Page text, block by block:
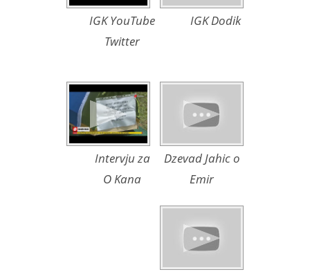
IGK YouTube
Twitter
IGK Dodik
Intervju za
O Kana
Dzevad Jahic o
Emir